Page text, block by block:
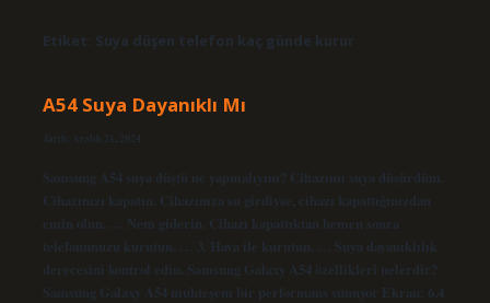
Etiket: Suya düşen telefon kaç günde kurur
A54 Suya Dayanıklı Mı
Tarih: Aralık 21, 2024
Samsung A54 suya düştü ne yapmalıyım? Cihazımı suya düşürdüm.
Cihazınızı kapatın. Cihazınıza su girdiyse, cihazı kapattığınızdan
emin olun. … Nem giderin. Cihazı kapattıktan hemen sonra
telefonunuzu kurutun. … 3. Hava ile kurutun. … Suya dayanıklılık
derecesini kontrol edin. Samsung Galaxy A54 özellikleri nelerdir?
Samsung Galaxy A54 muhteşem bir performans sunuyor Ekran: 6.4